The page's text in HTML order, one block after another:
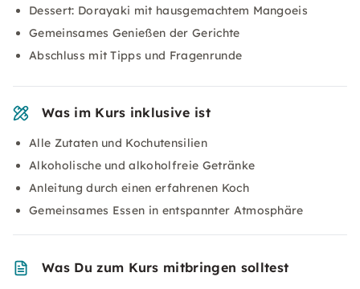
Dessert: Dorayaki mit hausgemachtem Mangoeis
Gemeinsames Genießen der Gerichte
Abschluss mit Tipps und Fragenrunde
Was im Kurs inklusive ist
Alle Zutaten und Kochutensilien
Alkoholische und alkoholfreie Getränke
Anleitung durch einen erfahrenen Koch
Gemeinsames Essen in entspannter Atmosphäre
Was Du zum Kurs mitbringen solltest